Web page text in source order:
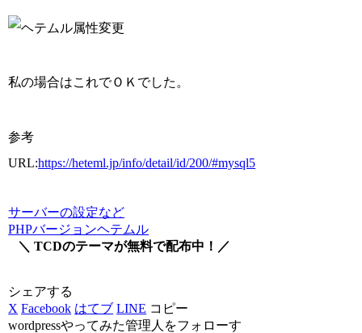
私の場合はこれでＯＫでした。
参考
URL:https://heteml.jp/info/detail/id/200/#mysql5
サーバーの設定など
PHPバージョンヘテムル
＼ TCDのテーマが無料で配布中！／
シェアする
X Facebook はてブ LINE コピー
wordpressやってみた管理人をフォローす